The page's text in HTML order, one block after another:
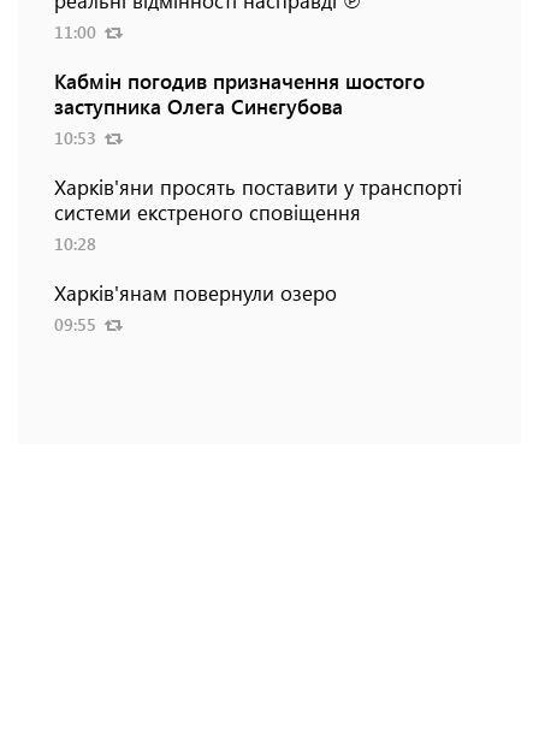
11:00
Кабмін погодив призначення шостого
заступника Олега Синєгубова
10:53
Харків'яни просять поставити у транспорті
системи екстреного сповіщення
10:28
Харків'янам повернули озеро
09:55